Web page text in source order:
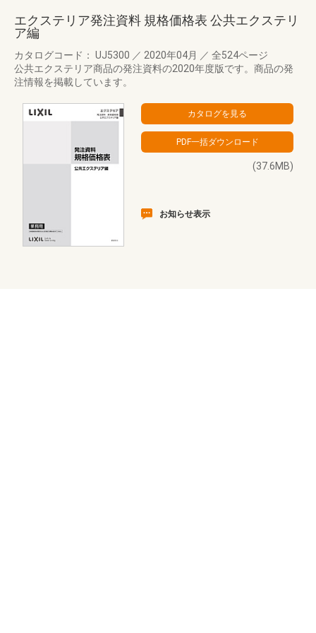
エクステリア発注資料 規格価格表 公共エクステリ
ア編
カタログコード： UJ5300 ／ 2020年04月 ／ 全524ページ
公共エクステリア商品の発注資料の2020年度版です。商品の発
注情報を掲載しています。
(37.6MB)
お知らせ表示